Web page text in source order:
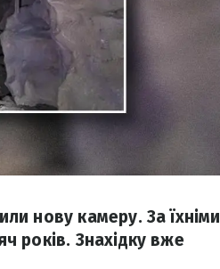
нову камеру. За їхніми
років. Знахідку вже